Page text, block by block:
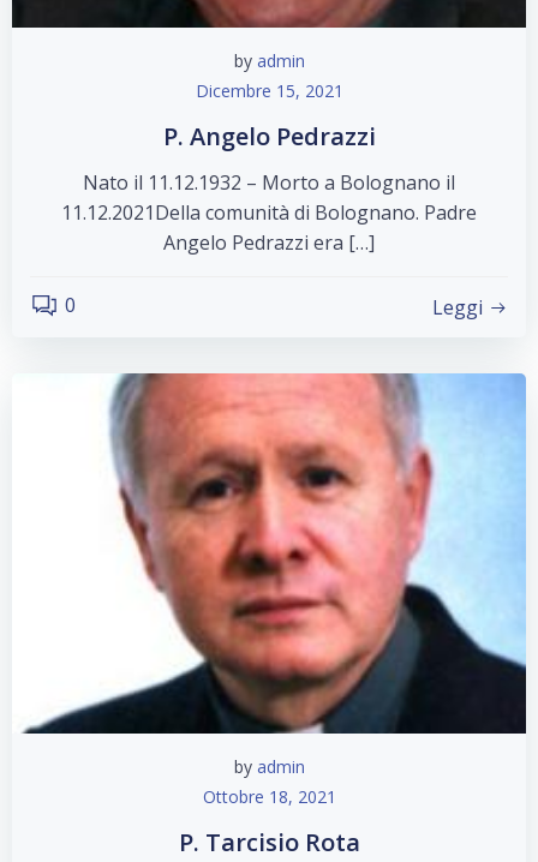
by admin
Dicembre 15, 2021
P. Angelo Pedrazzi
Nato il 11.12.1932 – Morto a Bolognano il
11.12.2021Della comunità di Bolognano. Padre
Angelo Pedrazzi era […]
0 Leggi
by admin
Ottobre 18, 2021
P. Tarcisio Rota